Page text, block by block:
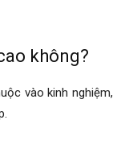
không?
vào kinh nghiệm,